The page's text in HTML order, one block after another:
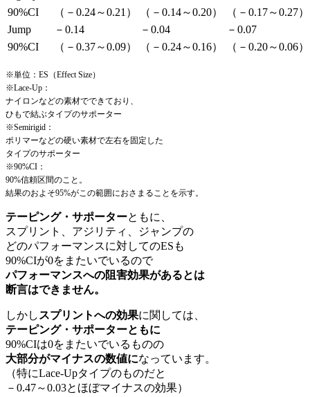
90%CI
（－0.24～0.21） （－0.14～0.20）
（－0.17～0.27）
Jump
－0.14 －0.04
－0.07
90%CI
（－0.37～0.09） （－0.24～0.16） （－0.20～0.06）
※単位：ES（Effect Size）
※Lace-Up：
ナイロンなどの素材でできており、
ひもで結ぶタイプのサポーター
※Semirigid：
ポリマーなどの硬い素材で左右を固定した
タイプのサポーター
※90%CI：
90%信頼区間のこと。
結果のおよそ95%がこの範囲におさまることを示す。
テーピング・サポーターともに、
スプリント、アジリティ、ジャンプの
どのパフォーマンスに対してのESも
90%CIが0をまたいでいるので
パフォーマンスへの阻害効果があるとは
断言はできません。
しかし スプリントへの効果に関しては、
テーピング・サポーターともに
90%CIは0をまたいでいるものの
大部分がマイナスの数値になっています。
（特にLace-Upタイプのものだと
－0.47～0.03とほぼマイナスの効果）